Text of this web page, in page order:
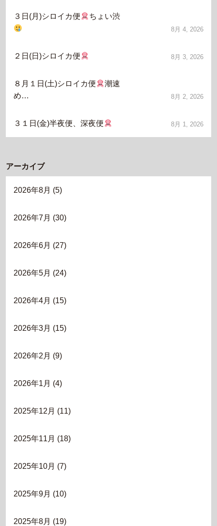
３日(月)シロイカ便 ちょい渋
8月 4, 2026
２日(日)シロイカ便 8月 3, 2026
８月１日(土)シロイカ便
潮速
め…
8月 2, 2026
３１日(金)半夜便、深夜便 8月 1, 2026
アーカイブ
2026年8月 (5)
2026年7月 (30)
2026年6月 (27)
2026年5月 (24)
2026年4月 (15)
2026年3月 (15)
2026年2月 (9)
2026年1月 (4)
2025年12月 (11)
2025年11月 (18)
2025年10月 (7)
2025年9月 (10)
2025年8月 (19)